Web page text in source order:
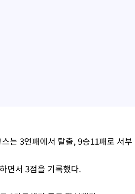
는 3연패에서 탈출, 9승11패로 서
면서 3점을 기록했다.